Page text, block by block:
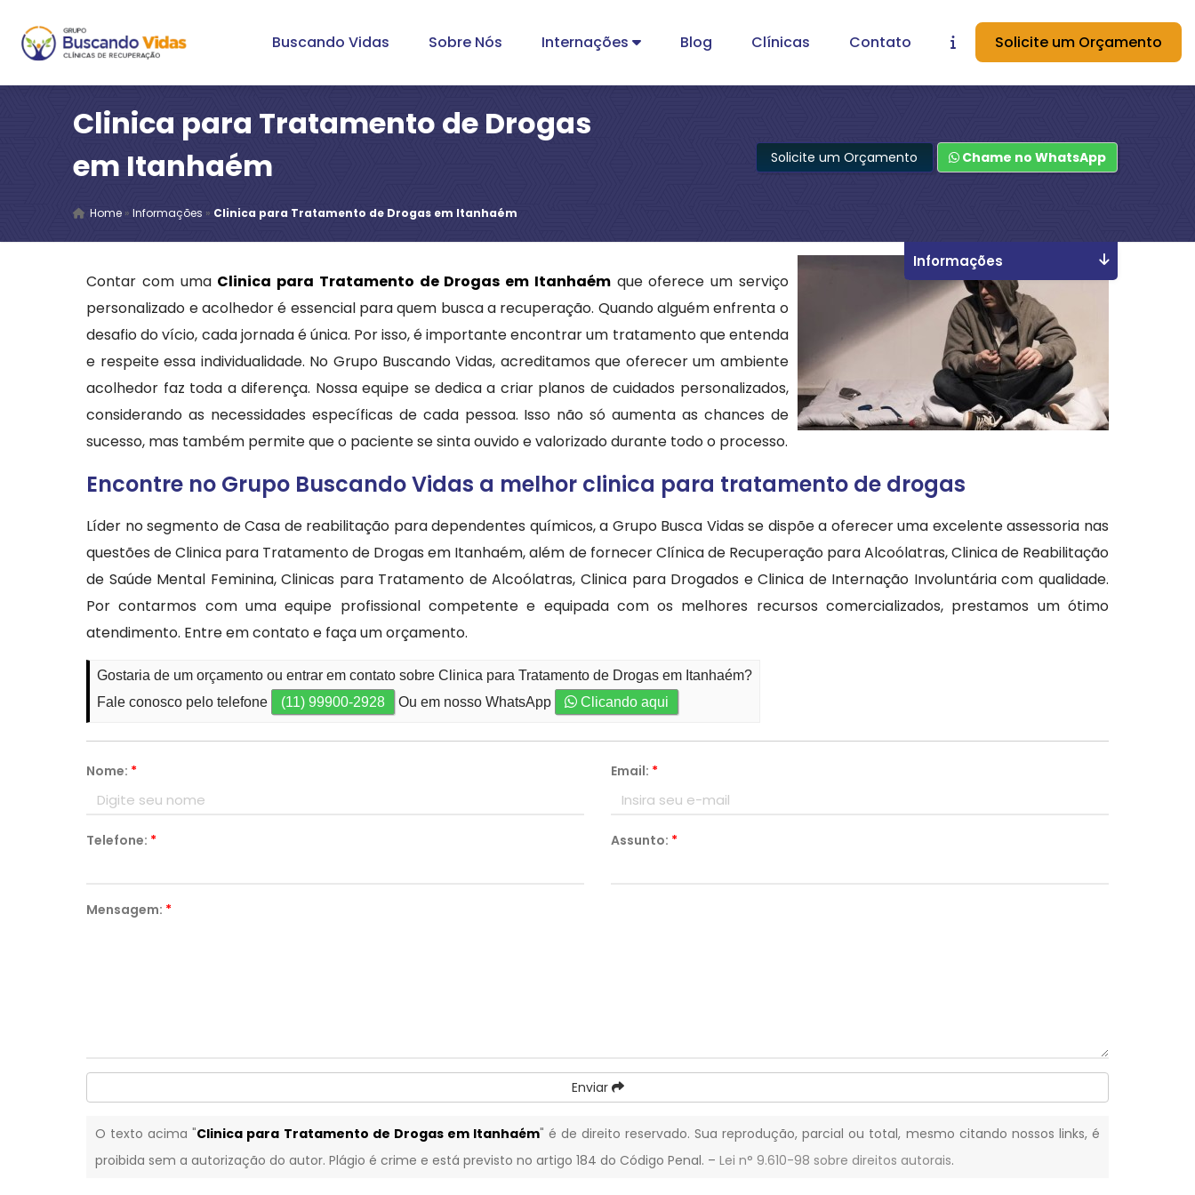
Buscando Vidas Sobre Nós
Internações
Blog Clínicas Contato Solicite um Orçamento
Clinica para Tratamento de Drogas
em Itanhaém
Home »Informações » Clinica para Tratamento de Drogas em Itanhaém
Solicite um Orçamento Chame no WhatsApp
Contar com uma Clinica para Tratamento de Drogas em Itanhaémque oferece um serviço
personalizado e acolhedor é essencial para quem busca a recuperação. Quando alguém enfrenta o
desafio do vício, cada jornada é única. Por isso, é importante encontrar um tratamento que entenda
e respeite essa individualidade. No Grupo Buscando Vidas, acreditamos que oferecer um ambiente
acolhedor faz toda a diferença. Nossa equipe se dedica a criar planos de cuidados personalizados,
considerando as necessidades específicas de cada pessoa. Isso não só aumenta as chances de
sucesso, mas também permite que o paciente se sinta ouvido e valorizado durante todo o processo.
Encontre no Grupo Buscando Vidas a melhor clinica para tratamento de drogas
Líder no segmento de Casa de reabilitação para dependentes químicos, a Grupo Busca Vidas se dispõe a oferecer uma excelente assessoria nas
questões de Clinica para Tratamento de Drogas em Itanhaém, além de fornecer Clínica de Recuperação para Alcoólatras, Clinica de Reabilitação
de Saúde Mental Feminina, Clinicas para Tratamento de Alcoólatras, Clinica para Drogados e Clinica de Internação Involuntária com qualidade.
Por contarmos com uma equipe profissional competente e equipada com os melhores recursos comercializados, prestamos um ótimo
atendimento. Entre em contato e faça um orçamento.
Gostaria de um orçamento ou entrar em contato sobre Clinica para Tratamento de Drogas em Itanhaém?
Fale conosco pelo telefone
(11) 99900-2928 Ou em nosso WhatsApp Clicando aqui
Nome: * Email: *
Telefone: * Assunto: *
Mensagem: *
Enviar
O texto acima "Clinica para Tratamento de Drogas em Itanhaém" é de direito reservado. Sua reprodução, parcial ou total, mesmo citando nossos links, é
proibida sem a autorização do autor. Plágio é crime e está previsto no artigo 184 do Código Penal. –Lei n° 9.610-98 sobre direitos autorais.
Informações